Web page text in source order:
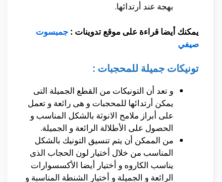
بهجة عند أرتدائها.
يمكنك أيضا قراءة على موقع تدوينات : جمبسوت
صيفي
تونيكات جميلة للمحجبات :
و تعد أن التونيكات من القطع الجميلة التى
يمكن أرتدائها للمحجبات و هى رائعة و تعمل
على أبراز ملامح الانوثة بالشكل المناسب و
الحصول على الأطلالة الرائعة و الجميلة.
من الممكن أن يتم تنسيق التونيك بالشكل
المناسب من خلال أختيار لون الحجاب الذى
يناسب الكاروه و أختيار أيضا الأكسسوارات
الرائعة و الجميلة و أختيار الشنطة المناسبة و